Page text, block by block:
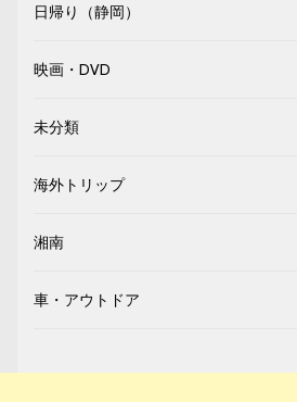
日帰り（静岡）
映画・DVD
未分類
海外トリップ
湘南
車・アウトドア